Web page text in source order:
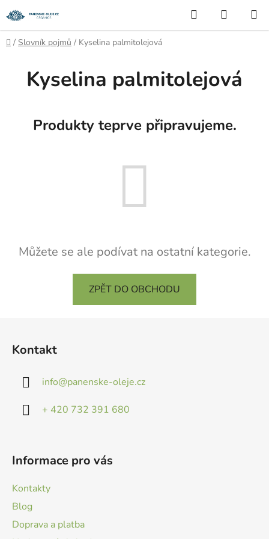
na
obsah
Hledat
KOŠÍK
Domů
/ Slovník pojmů / Kyselina palmitolejová
Kyselina palmitolejová
Produkty teprve připravujeme.
Můžete se ale podívat na ostatní kategorie.
ZPĚT DO OBCHODU
Kontakt
info@panenske-oleje.cz
+ 420 732 391 680
Informace pro vás
Kontakty
Blog
Doprava a platba